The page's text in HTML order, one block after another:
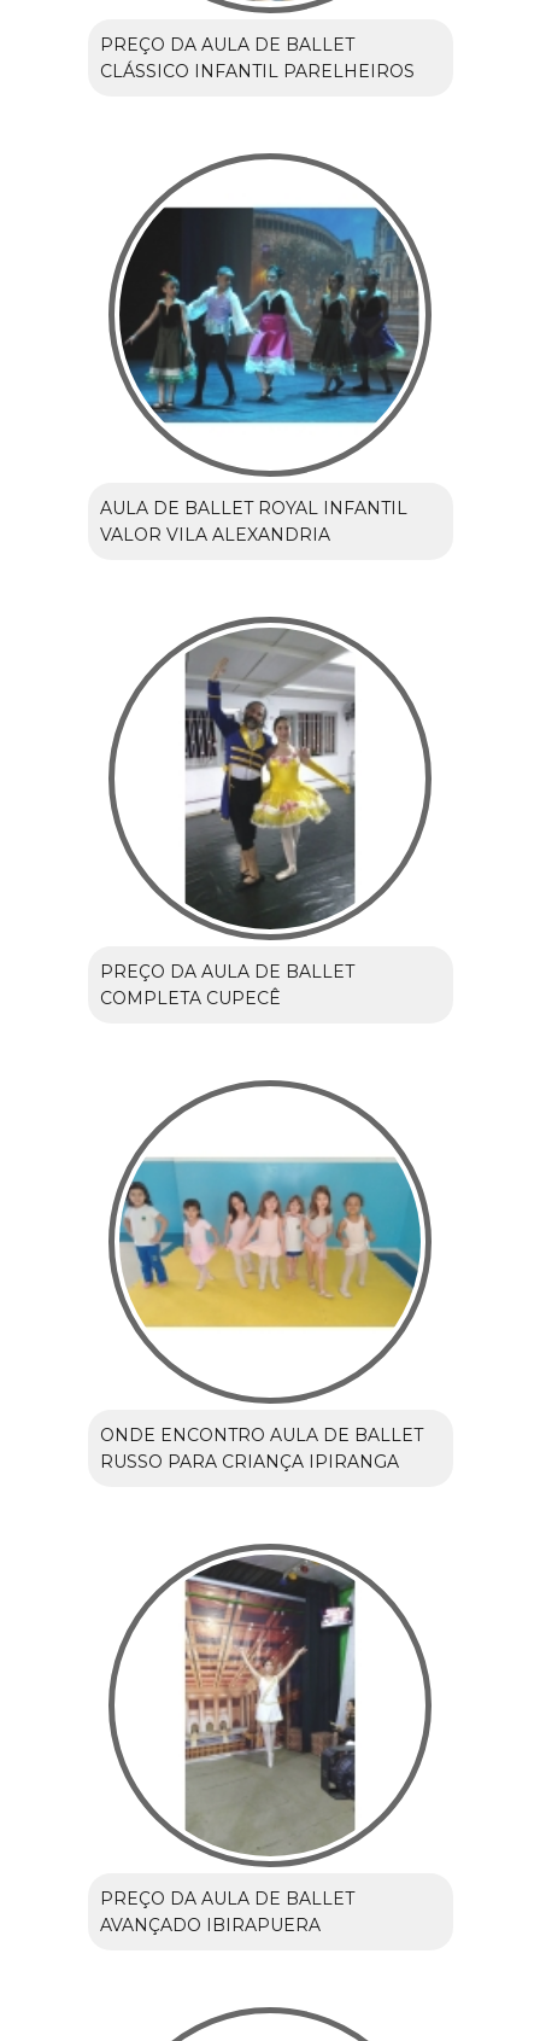
PREÇO DA AULA DE BALLET
CLÁSSICO INFANTIL PARELHEIROS
AULA DE BALLET ROYAL INFANTIL
VALOR VILA ALEXANDRIA
PREÇO DA AULA DE BALLET
COMPLETA CUPECÊ
ONDE ENCONTRO AULA DE BALLET
RUSSO PARA CRIANÇA IPIRANGA
PREÇO DA AULA DE BALLET
AVANÇADO IBIRAPUERA